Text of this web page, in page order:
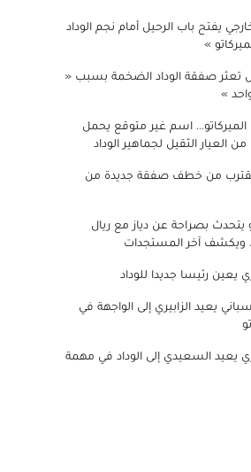
يفتح باب الرحيل أمام نجم الوداد
»
تعثر صفقة الوداد الضخمة بسبب «
»
الميركاتو... اسم غير متوقع يحمل
العيار الثقيل لجماهير الوداد
يقترب من خطف صفقة جديدة من
يتحدث بصراحة عن دياز مع ريال
ويكشف آخر المستجدات
يعين رئيسا جديدا للوداد
يعيد الزابيري إلى الواجهة في
يعيد السعيدي إلى الوداد في مهمة